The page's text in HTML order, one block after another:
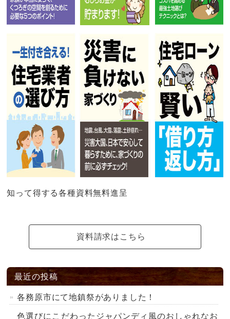
知って得する各種資料無料進呈
資料請求はこちら
最近の投稿
各務原市にて地鎮祭がありました！
色選びにこだわったジャパンディ風のおしゃれなお